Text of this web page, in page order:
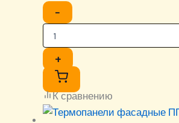
−
+
К сравнению